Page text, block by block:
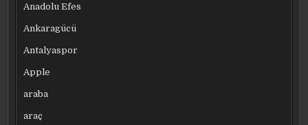
Anadolu Efes
Ankaragücü
Antalyaspor
Apple
araba
araç